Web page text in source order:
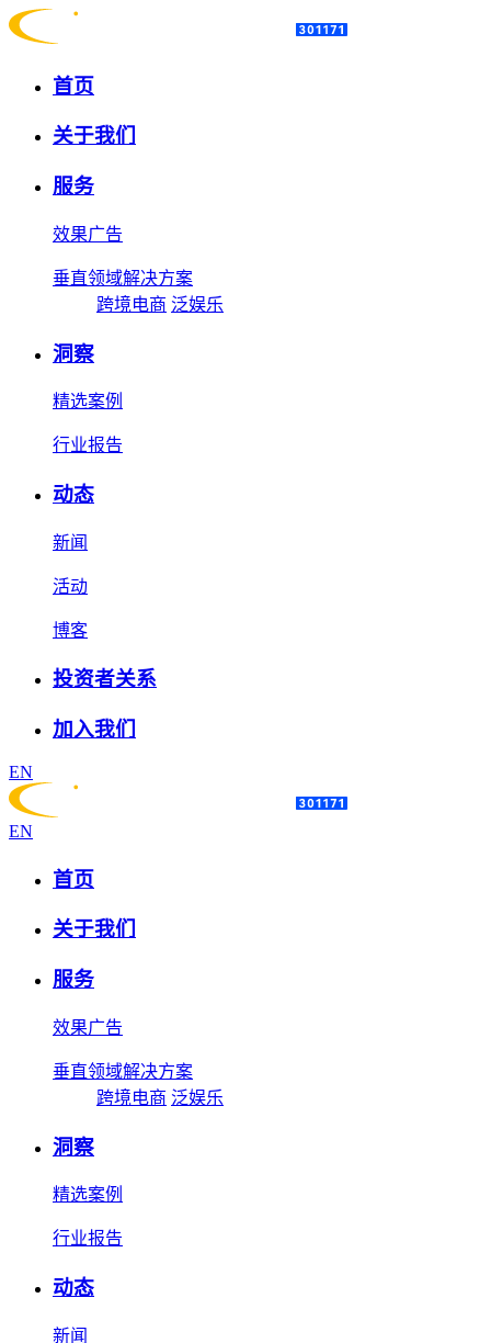
首页
关于我们
服务
效果广告
垂直领域解决方案
跨境电商 泛娱乐
洞察
精选案例
行业报告
动态
新闻
活动
博客
投资者关系
加入我们
EN
EN
首页
关于我们
服务
效果广告
垂直领域解决方案
跨境电商 泛娱乐
洞察
精选案例
行业报告
动态
新闻